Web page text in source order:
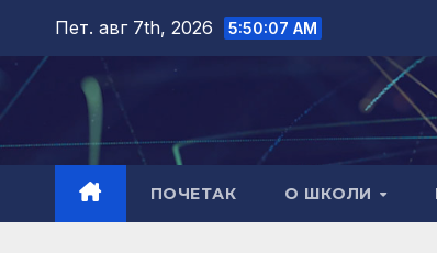
content
Пет. авг 7th, 2026 5:50:08 AM
ПОЧЕТАК О ШКОЛИ